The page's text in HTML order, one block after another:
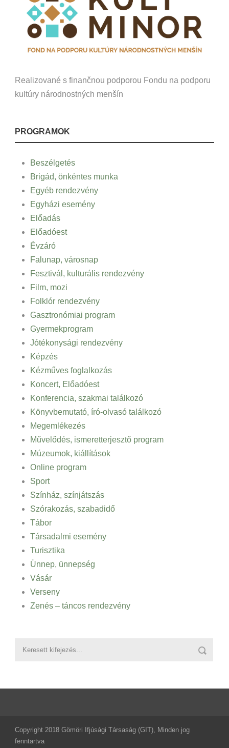
Realizované s finančnou podporou Fondu na podporu
kultúry národnostných menšín
PROGRAMOK
Beszélgetés
Brigád, önkéntes munka
Egyéb rendezvény
Egyházi esemény
Előadás
Előadóest
Évzáró
Falunap, városnap
Fesztivál, kulturális rendezvény
Film, mozi
Folklór rendezvény
Gasztronómiai program
Gyermekprogram
Jótékonysági rendezvény
Képzés
Kézműves foglalkozás
Koncert, Előadóest
Konferencia, szakmai találkozó
Könyvbemutató, író-olvasó találkozó
Megemlékezés
Művelődés, ismeretterjesztő program
Múzeumok, kiállítások
Online program
Sport
Színház, színjátszás
Szórakozás, szabadidő
Tábor
Társadalmi esemény
Turisztika
Ünnep, ünnepség
Vásár
Verseny
Zenés – táncos rendezvény
Copyright 2018 Gömöri Ifjúsági Társaság (GIT), Minden jog
fenntartva